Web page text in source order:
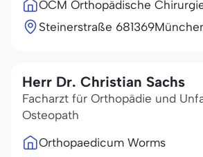
OCM Orthopädische
Steinerstraße 681369
Herr Dr. Christian Sachs
Facharzt für Orthopädie und
Osteopath
Orthopaedicum Worms